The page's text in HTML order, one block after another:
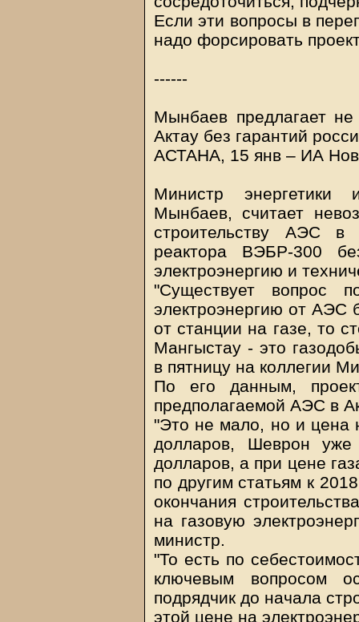
Если эти вопросы в
надо форсировать
------
Мынбаев предлагает
Актау без гарантий
АСТАНА, 15 янв – ИА
Министр энергетики
Мынбаев, считает
строительству АЭС в
реактора ВЭБР-300
электроэнергию и
"Существует вопрос
электроэнергию от АЭС
от станции на газе, то
Мангыстау - это
в пятницу на коллегии
По его данным,
предполагаемой АЭС в
"Это не мало, но и цена
долларов, Шеврон
долларов, а при цене
по другим статьям к
окончания
на газовую
министр.
"То есть по
ключевым вопросом
подрядчик до начала
этой цене на